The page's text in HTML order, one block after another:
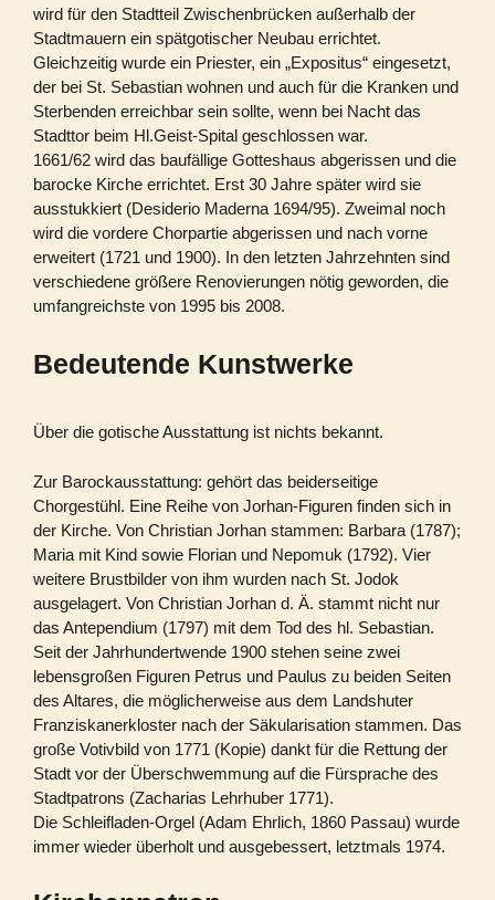
wird für den Stadtteil Zwischenbrücken außerhalb der
Stadtmauern ein spätgotischer Neubau errichtet.
Gleichzeitig wurde ein Priester, ein „Expositus“ eingesetzt,
der bei St. Sebastian wohnen und auch für die Kranken und
Sterbenden erreichbar sein sollte, wenn bei Nacht das
Stadttor beim Hl.Geist-Spital geschlossen war.
1661/62 wird das baufällige Gotteshaus abgerissen und die
barocke Kirche errichtet. Erst 30 Jahre später wird sie
ausstukkiert (Desiderio Maderna 1694/95). Zweimal noch
wird die vordere Chorpartie abgerissen und nach vorne
erweitert (1721 und 1900). In den letzten Jahrzehnten sind
verschiedene größere Renovierungen nötig geworden, die
umfangreichste von 1995 bis 2008.
Bedeutende Kunstwerke
Über die gotische Ausstattung ist nichts bekannt.
Zur Barockausstattung: gehört das beiderseitige
Chorgestühl. Eine Reihe von Jorhan-Figuren finden sich in
der Kirche. Von Christian Jorhan stammen: Barbara (1787);
Maria mit Kind sowie Florian und Nepomuk (1792). Vier
weitere Brustbilder von ihm wurden nach St. Jodok
ausgelagert. Von Christian Jorhan d. Ä. stammt nicht nur
das Antependium (1797) mit dem Tod des hl. Sebastian.
Seit der Jahrhundertwende 1900 stehen seine zwei
lebensgroßen Figuren Petrus und Paulus zu beiden Seiten
des Altares, die möglicherweise aus dem Landshuter
Franziskanerkloster nach der Säkularisation stammen. Das
große Votivbild von 1771 (Kopie) dankt für die Rettung der
Stadt vor der Überschwemmung auf die Fürsprache des
Stadtpatrons (Zacharias Lehrhuber 1771).
Die Schleifladen-Orgel (Adam Ehrlich, 1860 Passau) wurde
immer wieder überholt und ausgebessert, letztmals 1974.